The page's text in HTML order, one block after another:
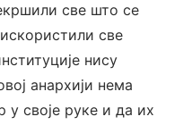
све што се
све
нису
анархији нема
у своје руке и да их